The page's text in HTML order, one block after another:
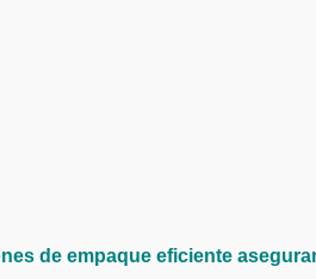
de empaque eficiente